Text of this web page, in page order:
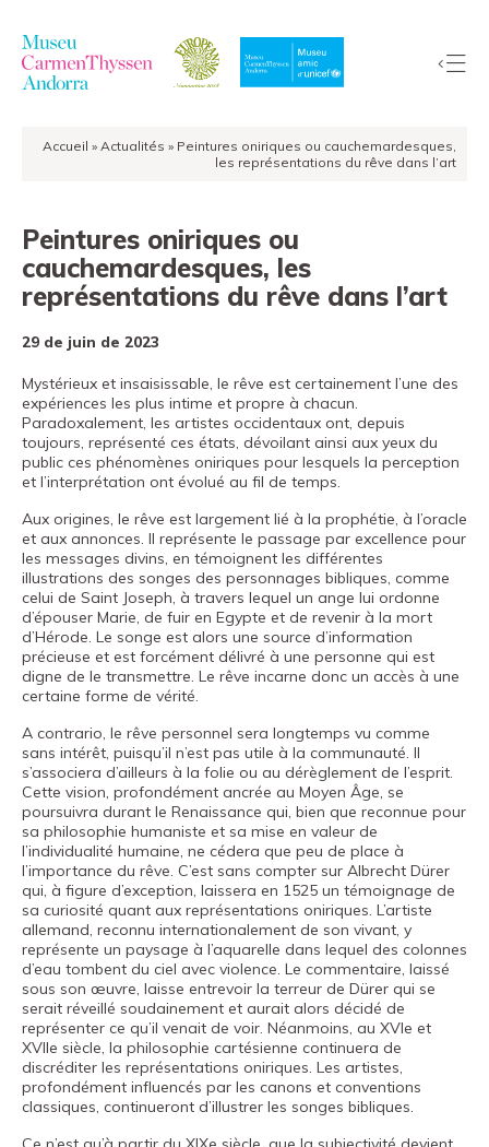
Accueil » Actualités » Peintures oniriques ou cauchemardesques,
les représentations du rêve dans l’art
Peintures oniriques ou
cauchemardesques, les
représentations du rêve dans l’art
29 de juin de 2023
Mystérieux et insaisissable, le rêve est certainement l’une des
expériences les plus intime et propre à chacun.
Paradoxalement, les artistes occidentaux ont, depuis
toujours, représenté ces états, dévoilant ainsi aux yeux du
public ces phénomènes oniriques pour lesquels la perception
et l’interprétation ont évolué au fil de temps.
Aux origines, le rêve est largement lié à la prophétie, à l’oracle
et aux annonces. Il représente le passage par excellence pour
les messages divins, en témoignent les différentes
illustrations des songes des personnages bibliques, comme
celui de Saint Joseph, à travers lequel un ange lui ordonne
d’épouser Marie, de fuir en Egypte et de revenir à la mort
d’Hérode. Le songe est alors une source d’information
précieuse et est forcément délivré à une personne qui est
digne de le transmettre. Le rêve incarne donc un accès à une
certaine forme de vérité.
A contrario, le rêve personnel sera longtemps vu comme
sans intérêt, puisqu’il n’est pas utile à la communauté. Il
s’associera d’ailleurs à la folie ou au dérèglement de l’esprit.
Cette vision, profondément ancrée au Moyen Âge, se
poursuivra durant le Renaissance qui, bien que reconnue pour
sa philosophie humaniste et sa mise en valeur de
l’individualité humaine, ne cédera que peu de place à
l’importance du rêve. C’est sans compter sur Albrecht Dürer
qui, à figure d’exception, laissera en 1525 un témoignage de
sa curiosité quant aux représentations oniriques. L’artiste
allemand, reconnu internationalement de son vivant, y
représente un paysage à l’aquarelle dans lequel des colonnes
d’eau tombent du ciel avec violence. Le commentaire, laissé
sous son œuvre, laisse entrevoir la terreur de Dürer qui se
serait réveillé soudainement et aurait alors décidé de
représenter ce qu’il venait de voir. Néanmoins, au XVIe et
XVIIe siècle, la philosophie cartésienne continuera de
discréditer les représentations oniriques. Les artistes,
profondément influencés par les canons et conventions
classiques, continueront d’illustrer les songes bibliques.
La
Le
Musée
Expositions
Visiter
EduCarmenThyssen
Activités
Actualités
Boutique
Fondation
Museand
Amis
du
musée
Contact
Emplacement
Español
English
Català
Billets
Canal PRO